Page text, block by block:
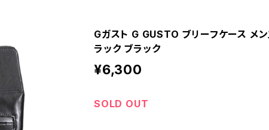
Gガスト G GUSTO ブリーフケース メ
ラック ブラック
¥6,300
SOLD OUT